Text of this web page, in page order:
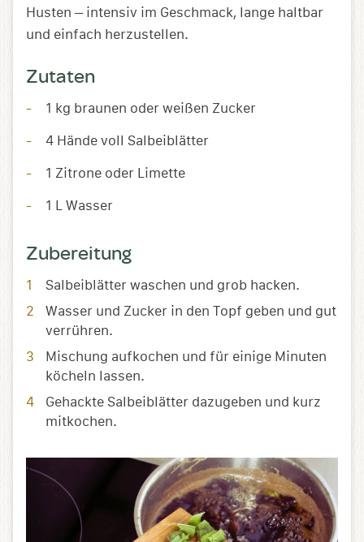
Husten – intensiv im Geschmack, lange haltbar
und einfach herzustellen.
Zutaten
1 kg braunen oder weißen Zucker
4 Hände voll Salbeiblätter
1 Zitrone oder Limette
1 L Wasser
Zubereitung
Salbeiblätter waschen und grob hacken.
Wasser und Zucker in den Topf geben und gut
verrühren.
Mischung aufkochen und für einige Minuten
köcheln lassen.
Gehackte Salbeiblätter dazugeben und kurz
mitkochen.